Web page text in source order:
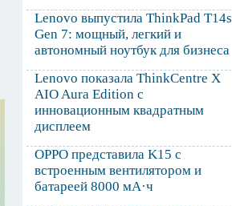
Lenovo выпустила ThinkPad T14s
Gen 7: мощный, легкий и
автономный ноутбук для бизнеса
Lenovo показала ThinkCentre X
AIO Aura Edition с
инновационным квадратным
дисплеем
OPPO представила K15 с
встроенным вентилятором и
батареей 8000 мА·ч